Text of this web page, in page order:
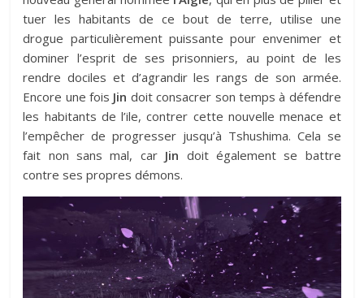
tuer les habitants de ce bout de terre, utilise une
drogue particulièrement puissante pour envenimer et
dominer l’esprit de ses prisonniers, au point de les
rendre dociles et d’agrandir les rangs de son armée.
Encore une fois Jin doit consacrer son temps à défendre
les habitants de l’ile, contrer cette nouvelle menace et
l’empêcher de progresser jusqu’à Tshushima. Cela se
fait non sans mal, car Jin doit également se battre
contre ses propres démons.